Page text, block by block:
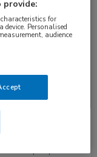
op
(CLL)
provide:
for
device. Personalised
audience